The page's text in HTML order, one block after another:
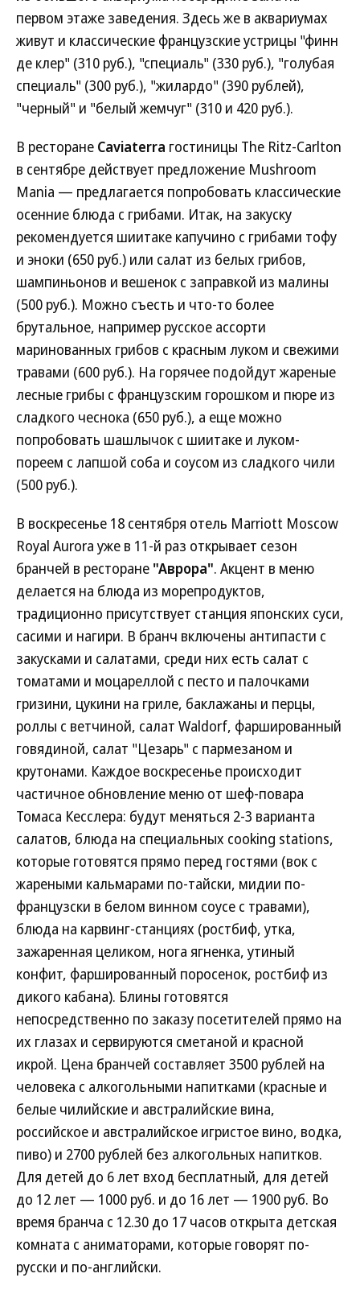
первом этаже заведения. Здесь же в аквариумах
живут и классические французские устрицы "финн
де клер" (310 руб.), "специаль" (330 руб.), "голубая
специаль" (300 руб.), "жилардо" (390 рублей),
"черный" и "белый жемчуг" (310 и 420 руб.).
В ресторане Caviaterra гостиницы The Ritz-Carlton
в сентябре действует предложение Mushroom
Mania — предлагается попробовать классические
осенние блюда с грибами. Итак, на закуску
рекомендуется шиитаке капучино с грибами тофу
и эноки (650 руб.) или салат из белых грибов,
шампиньонов и вешенок с заправкой из малины
(500 руб.). Можно съесть и что-то более
брутальное, например русское ассорти
маринованных грибов с красным луком и свежими
травами (600 руб.). На горячее подойдут жареные
лесные грибы с французским горошком и пюре из
сладкого чеснока (650 руб.), а еще можно
попробовать шашлычок с шиитаке и луком-
пореем с лапшой соба и соусом из сладкого чили
(500 руб.).
В воскресенье 18 сентября отель Marriott Moscow
Royal Aurora уже в 11-й раз открывает сезон
бранчей в ресторане "Аврора". Акцент в меню
делается на блюда из морепродуктов,
традиционно присутствует станция японских суси,
сасими и нагири. В бранч включены антипасти с
закусками и салатами, среди них есть салат с
томатами и моцареллой с песто и палочками
гризини, цукини на гриле, баклажаны и перцы,
роллы с ветчиной, салат Waldorf, фаршированный
говядиной, салат "Цезарь" с пармезаном и
крутонами. Каждое воскресенье происходит
частичное обновление меню от шеф-повара
Томаса Кесслера: будут меняться 2-3 варианта
салатов, блюда на специальных cooking stations,
которые готовятся прямо перед гостями (вок с
жареными кальмарами по-тайски, мидии по-
французски в белом винном соусе с травами),
блюда на карвинг-станциях (ростбиф, утка,
зажаренная целиком, нога ягненка, утиный
конфит, фаршированный поросенок, ростбиф из
дикого кабана). Блины готовятся
непосредственно по заказу посетителей прямо на
их глазах и сервируются сметаной и красной
икрой. Цена бранчей составляет 3500 рублей на
человека с алкогольными напитками (красные и
белые чилийские и австралийские вина,
российское и австралийское игристое вино, водка,
пиво) и 2700 рублей без алкогольных напитков.
Для детей до 6 лет вход бесплатный, для детей
до 12 лет — 1000 руб. и до 16 лет — 1900 руб. Во
время бранча с 12.30 до 17 часов открыта детская
комната с аниматорами, которые говорят по-
русски и по-английски.